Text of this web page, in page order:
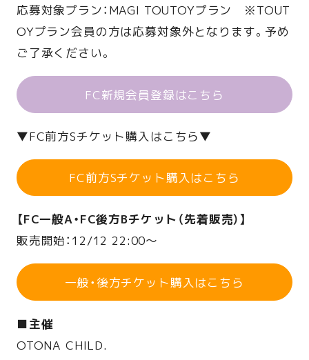
応募対象プラン：MAGI TOUTOYプラン ※TOUT
OYプラン会員の方は応募対象外となります。予め
ご了承ください。
FC新規会員登録はこちら
▼FC前方Sチケット購入はこちら▼
FC前方Sチケット購入はこちら
【FC一般A・FC後方Bチケット（先着販売）】
販売開始：12/12 22:00〜
一般・後方チケット購入はこちら
■主催
OTONA CHILD.